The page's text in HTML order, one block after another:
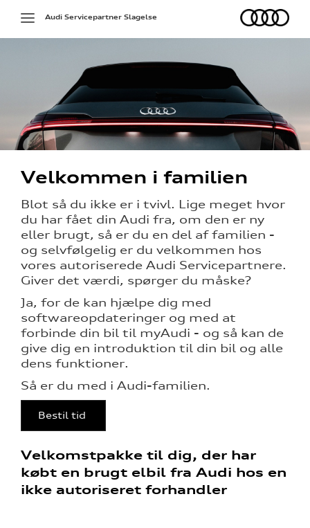
services
5 år?
til
Toggle
navigation
Audi
Audi Servicepartner Slagelse
Velkommen i familien
Blot så du ikke er i tvivl. Lige meget hvor
du har fået din Audi fra, om den er ny
eller brugt, så er du en del af familien -
og selvfølgelig er du velkommen hos
vores autoriserede Audi Servicepartnere.
Giver det værdi, spørger du måske?
Ja, for de kan hjælpe dig med
softwareopdateringer og med at
forbinde din bil til myAudi - og så kan de
give dig en introduktion til din bil og alle
dens funktioner.
Så er du med i Audi-familien.
Bestil tid
Velkomstpakke til dig, der har
købt en brugt elbil fra Audi hos en
ikke autoriseret forhandler